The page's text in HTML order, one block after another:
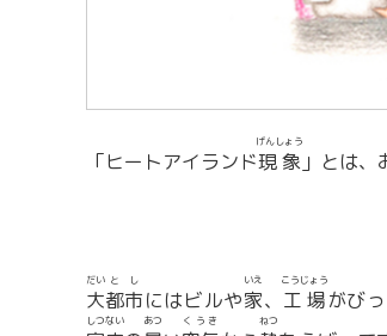
「ヒートアイランド現象
げんしょう
」とは、
大
だい
都市
とし
にはビルや家
いえ
、 工場
こうじょう
がび
しつない あつ くうき ねつ